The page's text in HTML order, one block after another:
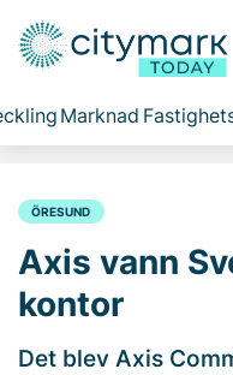
Marknad
ÖRESUND
Axis vann
kontor
Det blev Axis